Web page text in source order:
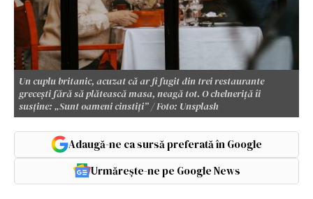
Un cuplu britanic, acuzat că ar fi fugit din trei restaurante
grecești fără să plătească masa, neagă tot. O chelneriță îi
susține: „Sunt oameni cinstiți” / Foto: Unsplash
Adaugă-ne ca sursă preferată în Google
Urmărește-ne pe Google News